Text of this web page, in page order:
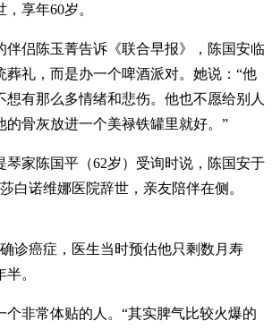
享年60岁。
伴侣陈玉菁告诉《联合早报》，陈国安临
葬礼，而是办一个啤酒派对。她说：“他
想有那么多情绪和悲伤。他也不愿给别人
的骨灰放进一个美禄铁罐里就好。”
琴家陈国平（62岁）受询时说，陈国安于
白诺维娜医院辞世，亲友陪伴在侧。
诊癌症，医生当时预估他只剩数月寿
。
个非常体贴的人。“其实脾气比较火爆的